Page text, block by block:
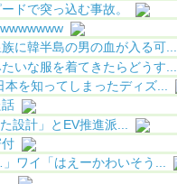
ドで突っ込む事故。
に韓半島の男の血が入る可...
いな服を着てきたらどうす...
を知ってしまったディズ...
設計」とEV推進派...
ワイ「はえーかわいそう...